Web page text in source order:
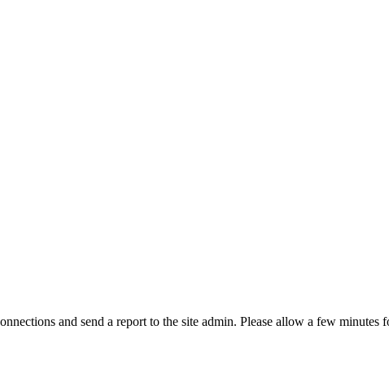
and send a report to the site admin. Please allow a few minutes